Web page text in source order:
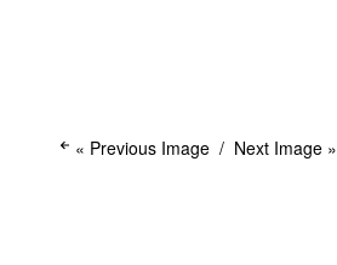
« Previous Image Next Image »